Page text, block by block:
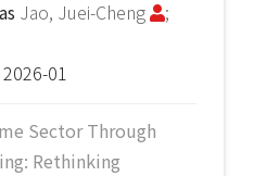
Jao, Juei-Cheng
;
2026-01
Sector Through
Rethinking